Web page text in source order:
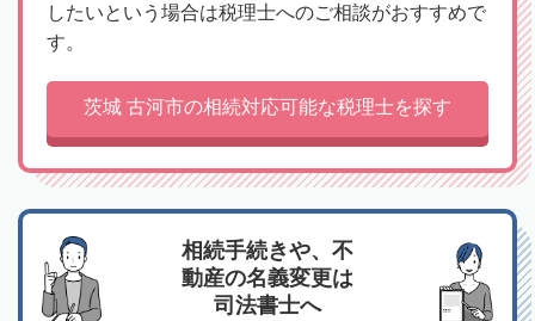
したいという場合は税理士へのご相談がおすすめで
す。
茨城 古河市の相続対応可能な税理士を探す
相続手続きや、不
動産の名義変更は
司法書士へ